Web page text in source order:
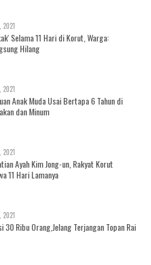
2021
Selama 11 Hari di Korut, Warga:
Hilang
2021
Anak Muda Usai Bertapa 6 Tahun di
dan Minum
2021
Ayah Kim Jong-un, Rakyat Korut
11 Hari Lamanya
2021
30 Ribu Orang,Jelang Terjangan Topan Rai